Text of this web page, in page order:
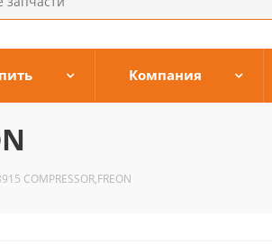
Компания
COMPRESSOR,FREON